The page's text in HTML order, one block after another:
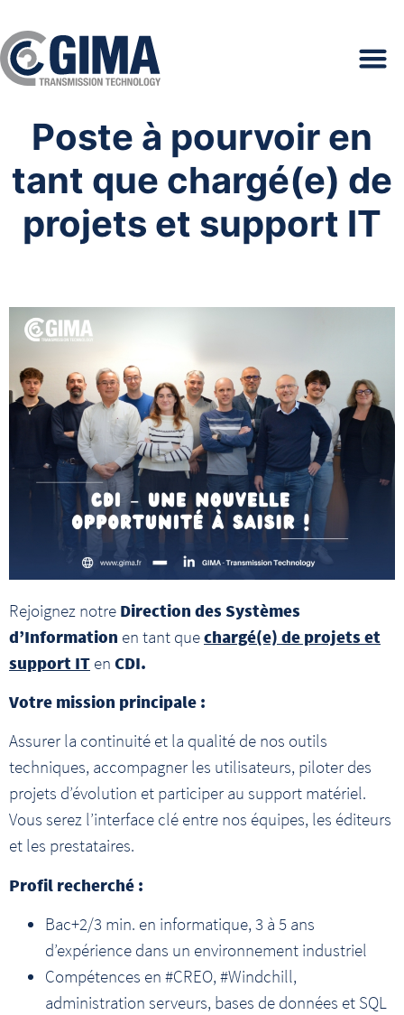
Poste à pourvoir en
tant que chargé(e) de
projets et support IT
Rejoignez notre Direction des Systèmes
d’Information en tant quechargé(e) de projets et
support IT en CDI.
Votre mission principale :
Assurer la continuité et la qualité de nos outils
techniques, accompagner les utilisateurs, piloter des
projets d’évolution et participer au support matériel.
Vous serez l’interface clé entre nos équipes, les éditeurs
et les prestataires.
Profil recherché :
Bac+2/3 min. en informatique, 3 à 5 ans
d’expérience dans un environnement industriel
Compétences en #CREO, #Windchill,
administration serveurs, bases de données et SQL